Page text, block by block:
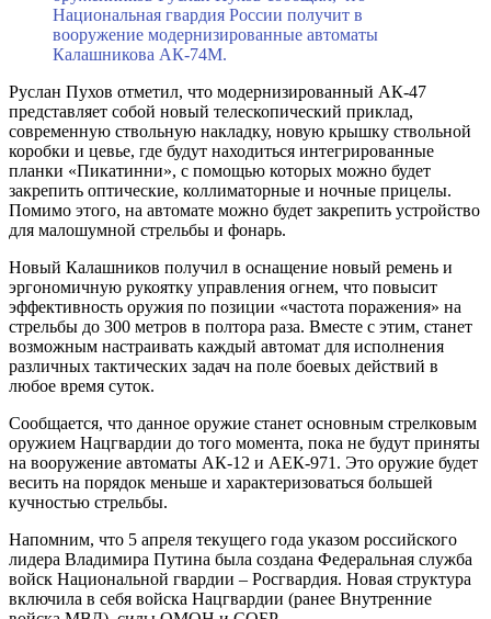
Национальная гвардия России получит в
вооружение модернизированные автоматы
Калашникова АК-74М.
Руслан Пухов отметил, что модернизированный АК-47
представляет собой новый телескопический приклад,
современную ствольную накладку, новую крышку ствольной
коробки и цевье, где будут находиться интегрированные
планки «Пикатинни», с помощью которых можно будет
закрепить оптические, коллиматорные и ночные прицелы.
Помимо этого, на автомате можно будет закрепить устройство
для малошумной стрельбы и фонарь.
Новый Калашников получил в оснащение новый ремень и
эргономичную рукоятку управления огнем, что повысит
эффективность оружия по позиции «частота поражения» на
стрельбы до 300 метров в полтора раза. Вместе с этим, станет
возможным настраивать каждый автомат для исполнения
различных тактических задач на поле боевых действий в
любое время суток.
Сообщается, что данное оружие станет основным стрелковым
оружием Нацгвардии до того момента, пока не будут приняты
на вооружение автоматы АК-12 и АЕК-971. Это оружие будет
весить на порядок меньше и характеризоваться большей
кучностью стрельбы.
Напомним, что 5 апреля текущего года указом российского
лидера Владимира Путина была создана Федеральная служба
войск Национальной гвардии – Росгвардия. Новая структура
включила в себя войска Нацгвардии (ранее Внутренние